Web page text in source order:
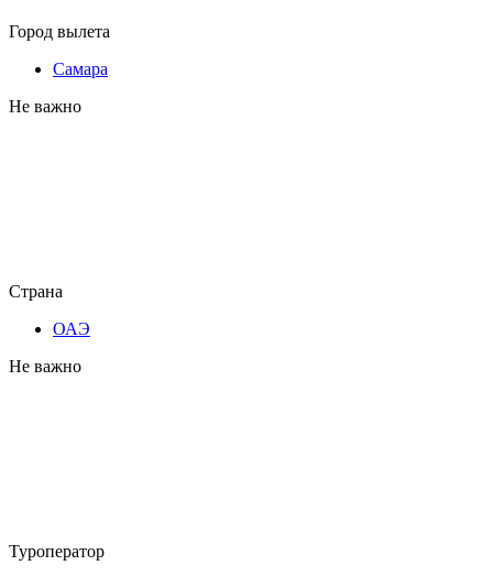
Город вылета
Самара
Не важно
Страна
ОАЭ
Не важно
Туроператор